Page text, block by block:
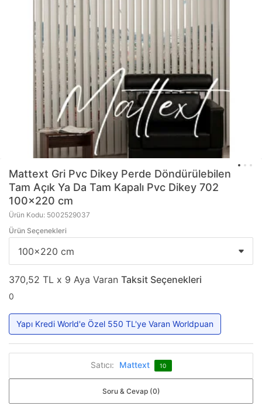
Mattext Gri Pvc Dikey Perde Döndürülebilen
Tam Açık Ya Da Tam Kapalı Pvc Dikey 702
100x220 cm
Ürün Kodu: 5002529037
Ürün Seçenekleri
370,52 TL x 9 Aya Varan Taksit Seçenekleri
0
Yapı Kredi World'e Özel 550 TL'ye Varan Worldpuan
Satıcı: Mattext 10
Soru & Cevap (0)